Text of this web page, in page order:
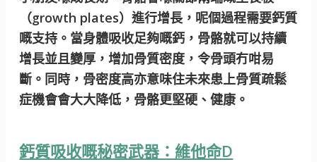
（growth plates）進行增長，呢個過程需要鈣質
嘅支持。當身體吸收足夠嘅鈣，骨骼就可以持續
增長並且變厚，增加骨質密度，令骨頭冇咁易
斷。同時，骨密度高亦意味住未來患上骨質疏鬆
症機會會大大降低，骨骼更堅硬、健康。
鈣質吸收嘅秘密武器：維他命D